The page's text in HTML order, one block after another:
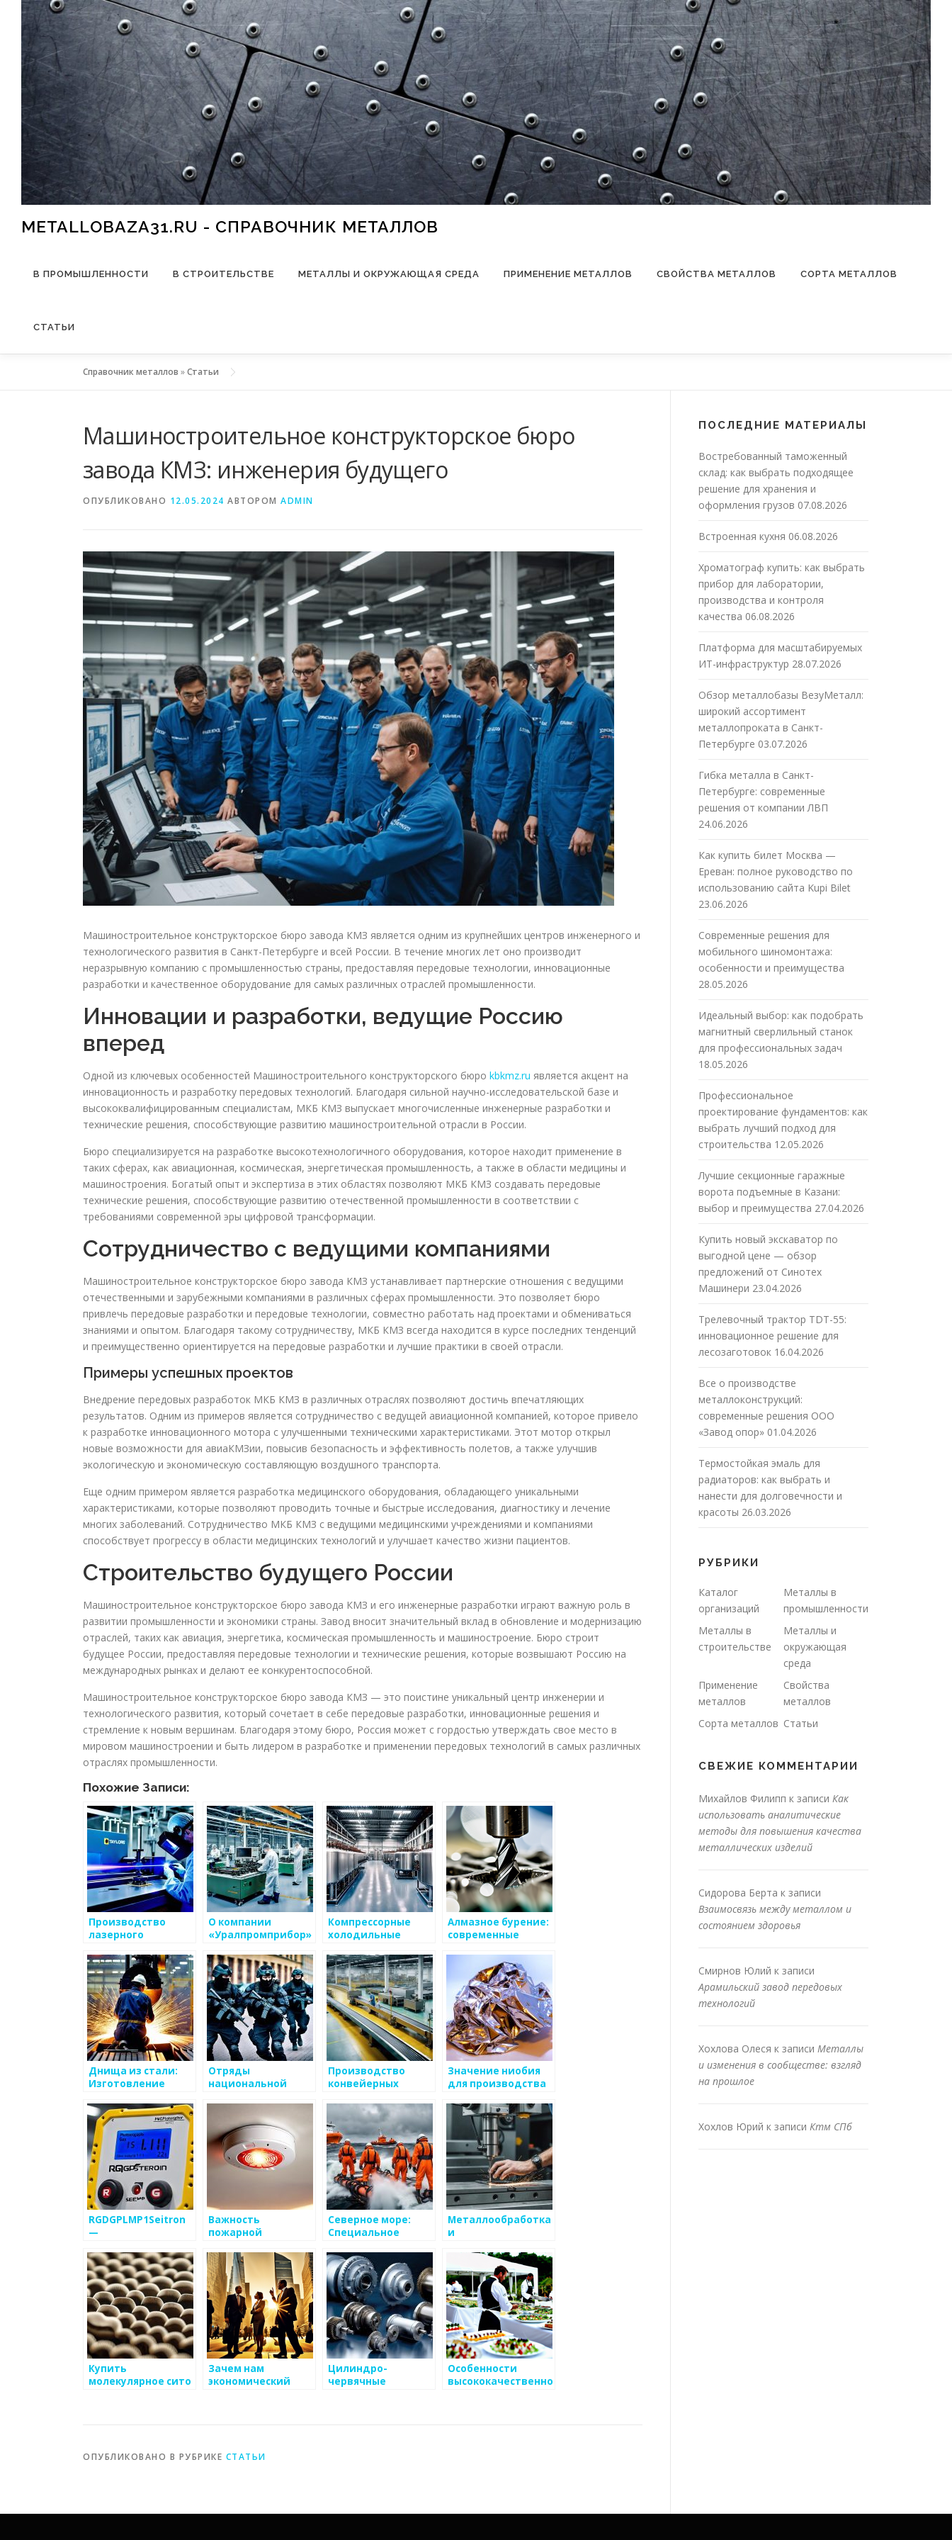
Перейти к содержимому
METALLOBAZA31.RU - СПРАВОЧНИК МЕТАЛЛОВ
В ПРОМЫШЛЕННОСТИ В СТРОИТЕЛЬСТВЕ МЕТАЛЛЫ И ОКРУЖАЮЩАЯ СРЕДА ПРИМЕНЕНИЕ МЕТАЛЛОВ СВОЙСТВА МЕТАЛЛОВ СОРТА МЕТАЛЛОВ
СТАТЬИ
Справочник металлов »Статьи
Машиностроительное конструкторское бюро
завода КМЗ: инженерия будущего
ОПУБЛИКОВАНО 12.05.2024 АВТОРОМ ADMIN
Машиностроительное конструкторское бюро завода КМЗ является одним из крупнейших центров инженерного и
технологического развития в Санкт-Петербурге и всей России. В течение многих лет оно производит
неразрывную компанию с промышленностью страны, предоставляя передовые технологии, инновационные
разработки и качественное оборудование для самых различных отраслей промышленности.
Инновации и разработки, ведущие Россию
вперед
Одной из ключевых особенностей Машиностроительного конструкторского бюро kbkmz.ru является акцент на
инновационность и разработку передовых технологий. Благодаря сильной научно-исследовательской базе и
высококвалифицированным специалистам, МКБ КМЗ выпускает многочисленные инженерные разработки и
технические решения, способствующие развитию машиностроительной отрасли в России.
Бюро специализируется на разработке высокотехнологичного оборудования, которое находит применение в
таких сферах, как авиационная, космическая, энергетическая промышленность, а также в области медицины и
машиностроения. Богатый опыт и экспертиза в этих областях позволяют МКБ КМЗ создавать передовые
технические решения, способствующие развитию отечественной промышленности в соответствии с
требованиями современной эры цифровой трансформации.
Сотрудничество с ведущими компаниями
Машиностроительное конструкторское бюро завода КМЗ устанавливает партнерские отношения с ведущими
отечественными и зарубежными компаниями в различных сферах промышленности. Это позволяет бюро
привлечь передовые разработки и передовые технологии, совместно работать над проектами и обмениваться
знаниями и опытом. Благодаря такому сотрудничеству, МКБ КМЗ всегда находится в курсе последних тенденций
и преимущественно ориентируется на передовые разработки и лучшие практики в своей отрасли.
Примеры успешных проектов
Внедрение передовых разработок МКБ КМЗ в различных отраслях позволяют достичь впечатляющих
результатов. Одним из примеров является сотрудничество с ведущей авиационной компанией, которое привело
к разработке инновационного мотора с улучшенными техническими характеристиками. Этот мотор открыл
новые возможности для авиаКМЗии, повысив безопасность и эффективность полетов, а также улучшив
экологическую и экономическую составляющую воздушного транспорта.
Еще одним примером является разработка медицинского оборудования, обладающего уникальными
характеристиками, которые позволяют проводить точные и быстрые исследования, диагностику и лечение
многих заболеваний. Сотрудничество МКБ КМЗ с ведущими медицинскими учреждениями и компаниями
способствует прогрессу в области медицинских технологий и улучшает качество жизни пациентов.
Строительство будущего России
Машиностроительное конструкторское бюро завода КМЗ и его инженерные разработки играют важную роль в
развитии промышленности и экономики страны. Завод вносит значительный вклад в обновление и модернизацию
отраслей, таких как авиация, энергетика, космическая промышленность и машиностроение. Бюро строит
будущее России, предоставляя передовые технологии и технические решения, которые возвышают Россию на
международных рынках и делают ее конкурентоспособной.
Машиностроительное конструкторское бюро завода КМЗ — это поистине уникальный центр инженерии и
технологического развития, который сочетает в себе передовые разработки, инновационные решения и
стремление к новым вершинам. Благодаря этому бюро, Россия может с гордостью утверждать свое место в
мировом машиностроении и быть лидером в разработке и применении передовых технологий в самых различных
отраслях промышленности.
Похожие Записи:
Производство
лазерного
инновационные
технологии от
Тайор
О компании
«Уралпромприбор»
Компрессорные
холодильные
Алмазное бурение:
современные
строительства и
ремонта
Днища из стали:
Изготовление
TANSU
Отряды
национальной
значимость
Производство
конвейерных
лент с доставкой
по России:
надежность и
эффективность
Значение ниобия
для производства
и авиационной
промышленности
RGDGPLMP1Seitron
—
стационарный
Важность
пожарной
защиты дома и
бизнеса
Северное море:
Специальное
спасательное
оборудование и
инструменты для
судов
Металлообработка
и
ключевые аспекты
и преимущества
Купить
молекулярное сито
Зачем нам
экономический
Цилиндро-
червячные
Особенности
высококачественного
ОПУБЛИКОВАНО В РУБРИКЕ СТАТЬИ
ПОСЛЕДНИЕ МАТЕРИАЛЫ
Востребованный таможенный
склад: как выбрать подходящее
решение для хранения и
оформления грузов 07.08.2026
Встроенная кухня 06.08.2026
Хроматограф купить: как выбрать
прибор для лаборатории,
производства и контроля
качества 06.08.2026
Платформа для масштабируемых
ИТ-инфраструктур 28.07.2026
Обзор металлобазы ВезуМеталл:
широкий ассортимент
металлопроката в Санкт-
Петербурге 03.07.2026
Гибка металла в Санкт-
Петербурге: современные
решения от компании ЛВП
24.06.2026
Как купить билет Москва —
Ереван: полное руководство по
использованию сайта Kupi Bilet
23.06.2026
Современные решения для
мобильного шиномонтажа:
особенности и преимущества
28.05.2026
Идеальный выбор: как подобрать
магнитный сверлильный станок
для профессиональных задач
18.05.2026
Профессиональное
проектирование фундаментов: как
выбрать лучший подход для
строительства 12.05.2026
Лучшие секционные гаражные
ворота подъемные в Казани:
выбор и преимущества 27.04.2026
Купить новый экскаватор по
выгодной цене — обзор
предложений от Синотех
Машинери 23.04.2026
Трелевочный трактор TDT-55:
инновационное решение для
лесозаготовок 16.04.2026
Все о производстве
металлоконструкций:
современные решения ООО
«Завод опор» 01.04.2026
Термостойкая эмаль для
радиаторов: как выбрать и
нанести для долговечности и
красоты 26.03.2026
РУБРИКИ
Каталог
организаций
Металлы в
промышленности
Металлы в
строительстве
Металлы и
окружающая
среда
Применение
металлов
Свойства
металлов
Сорта металлов Статьи
СВЕЖИЕ КОММЕНТАРИИ
Михайлов Филипп к записи Как
использовать аналитические
методы для повышения качества
металлических изделий
Сидорова Берта к записи
Взаимосвязь между металлом и
состоянием здоровья
Смирнов Юлий к записи
Арамильский завод передовых
технологий
Хохлова Олеся к записи Металлы
и изменения в сообществе: взгляд
на прошлое
Хохлов Юрий к записи Ктм СПб